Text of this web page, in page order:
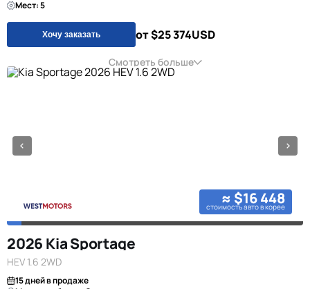
Мест: 5
Хочу заказать от $25 374USD
Смотреть больше
≈ $16 448
стоимость авто в корее
2026 Kia Sportage
HEV 1.6 2WD
15 дней в продаже